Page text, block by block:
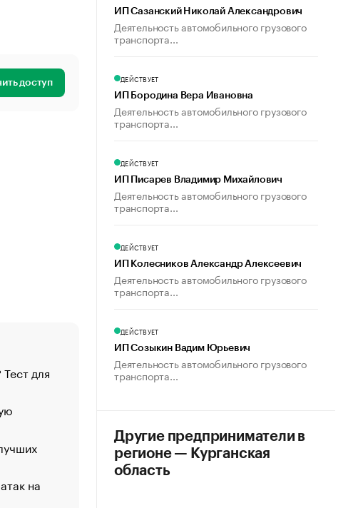
доступ
для
на
«От спорта тело стареет иначе». Как живет глава
создавшей GTA
Функции менеджмента: пять ключевых основ
управления
ИП Сазанский Николай Александрович
Деятельность автомобильного грузового
транспорта...
ДЕЙСТВУЕТ
ИП Бородина Вера Ивановна
Деятельность автомобильного грузового
транспорта...
ДЕЙСТВУЕТ
ИП Писарев Владимир Михайлович
Деятельность автомобильного грузового
транспорта...
ДЕЙСТВУЕТ
ИП Колесников Александр Алексеевич
Деятельность автомобильного грузового
транспорта...
ДЕЙСТВУЕТ
ИП Созыкин Вадим Юрьевич
Деятельность автомобильного грузового
транспорта...
Другие предприниматели в
регионе — Курганская
область